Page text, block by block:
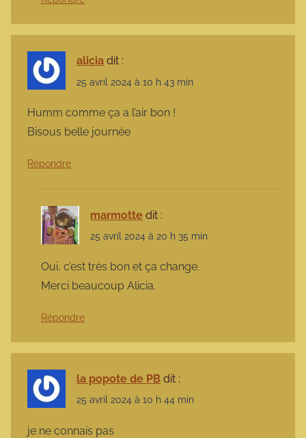
alicia dit :
25 avril 2024 à 10 h 43 min
Humm comme ça a l’air bon !
Bisous belle journée
Répondre
marmotte dit :
25 avril 2024 à 20 h 35 min
Oui, c’est très bon et ça change.
Merci beaucoup Alicia.
Répondre
la popote de PB dit :
25 avril 2024 à 10 h 44 min
je ne connais pas